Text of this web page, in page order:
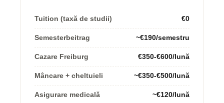
Tuition (taxă de studii) €0
Semesterbeitrag ~€190/semestru
Cazare Freiburg €350-€600/lună
Mâncare + cheltuieli ~€350-€500/lună
Asigurare medicală ~€120/lună